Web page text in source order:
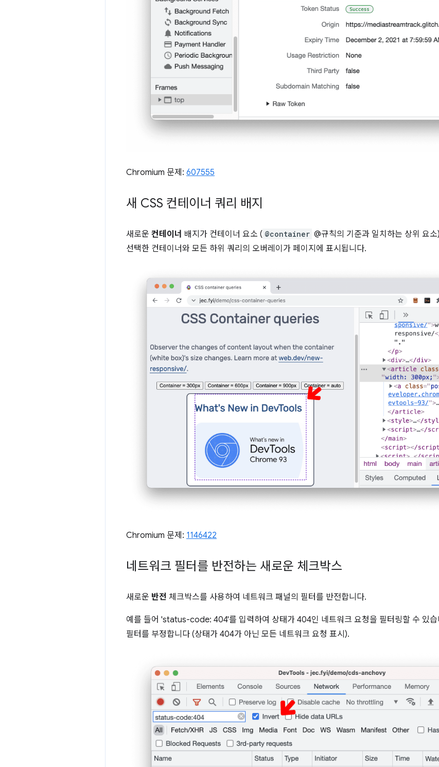
Chromium 문제: 607555
새 CSS 컨테이너 쿼리 배지
새로운 컨테이너 배지가 컨테이너 요소 ( @container @규칙의 기준과 일치하는 상위 요
선택한 컨테이너와 모든 하위 쿼리의 오버레이가 페이지에 표시됩니다.
Chromium 문제: 1146422
네트워크 필터를 반전하는 새로운 체크박스
새로운 반전 체크박스를 사용하여 네트워크 패널의 필터를 반전합니다.
예를 들어 'status-code: 404'를 입력하여 상태가 404인 네트워크 요청을 필터링할 수 있습
필터를 부정합니다 (상태가 404가 아닌 모든 네트워크 요청 표시).